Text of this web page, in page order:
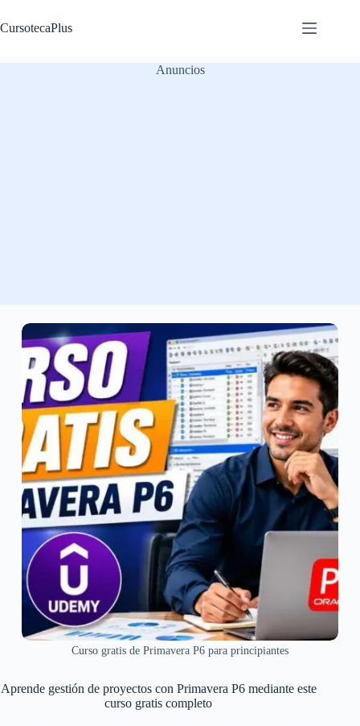
al
contenido
CursotecaPlus
Anuncios
Curso gratis de Primavera P6 para principiantes
Aprende gestión de proyectos con Primavera P6 mediante este
curso gratis completo